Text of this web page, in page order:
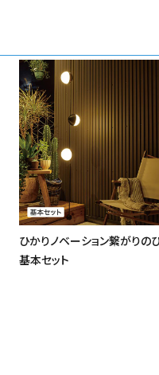
ひかりノベーション繋がりの
基本セット